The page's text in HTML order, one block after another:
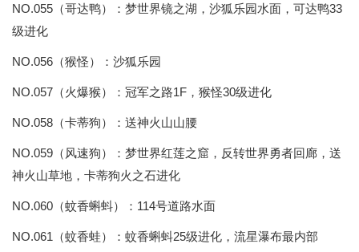
NO.055（哥达鸭）：梦世界镜之湖，沙狐乐园水面，可达鸭33
级进化
NO.056（猴怪）：沙狐乐园
NO.057（火爆猴）：冠军之路1F，猴怪30级进化
NO.058（卡蒂狗）：送神火山山腰
NO.059（风速狗）：梦世界红莲之窟，反转世界勇者回廊，送
神火山草地，卡蒂狗火之石进化
NO.060（蚊香蝌蚪）：114号道路水面
NO.061（蚊香蛙）：蚊香蝌蚪25级进化，流星瀑布最内部